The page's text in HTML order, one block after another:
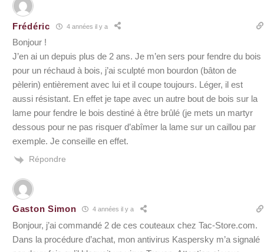
Frédéric 4 années il y a
Bonjour !
J’en ai un depuis plus de 2 ans. Je m’en sers pour fendre du bois
pour un réchaud à bois, j’ai sculpté mon bourdon (bâton de
pèlerin) entièrement avec lui et il coupe toujours. Léger, il est
aussi résistant. En effet je tape avec un autre bout de bois sur la
lame pour fendre le bois destiné à être brûlé (je mets un martyr
dessous pour ne pas risquer d’abîmer la lame sur un caillou par
exemple. Je conseille en effet.
Répondre
Gaston Simon 4 années il y a
Bonjour, j’ai commandé 2 de ces couteaux chez Tac-Store.com.
Dans la procédure d’achat, mon antivirus Kaspersky m’a signalé